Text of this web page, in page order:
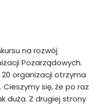
na rozwój
Pozarządowych.
organizacji otrzyma
się, że po raz
duża. Z drugiej strony